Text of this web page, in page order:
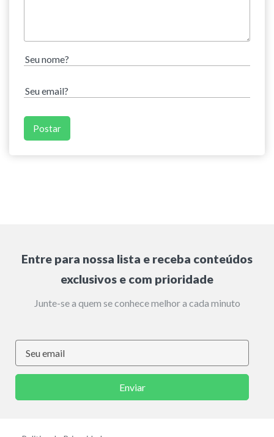
Entre para nossa lista e receba conteúdos
exclusivos e com prioridade
Junte-se a quem se conhece melhor a cada minuto
Enviar